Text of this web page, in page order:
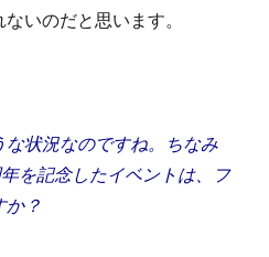
いのだと思います。
状況なのですね。ちなみ
を記念したイベントは、フ
か？